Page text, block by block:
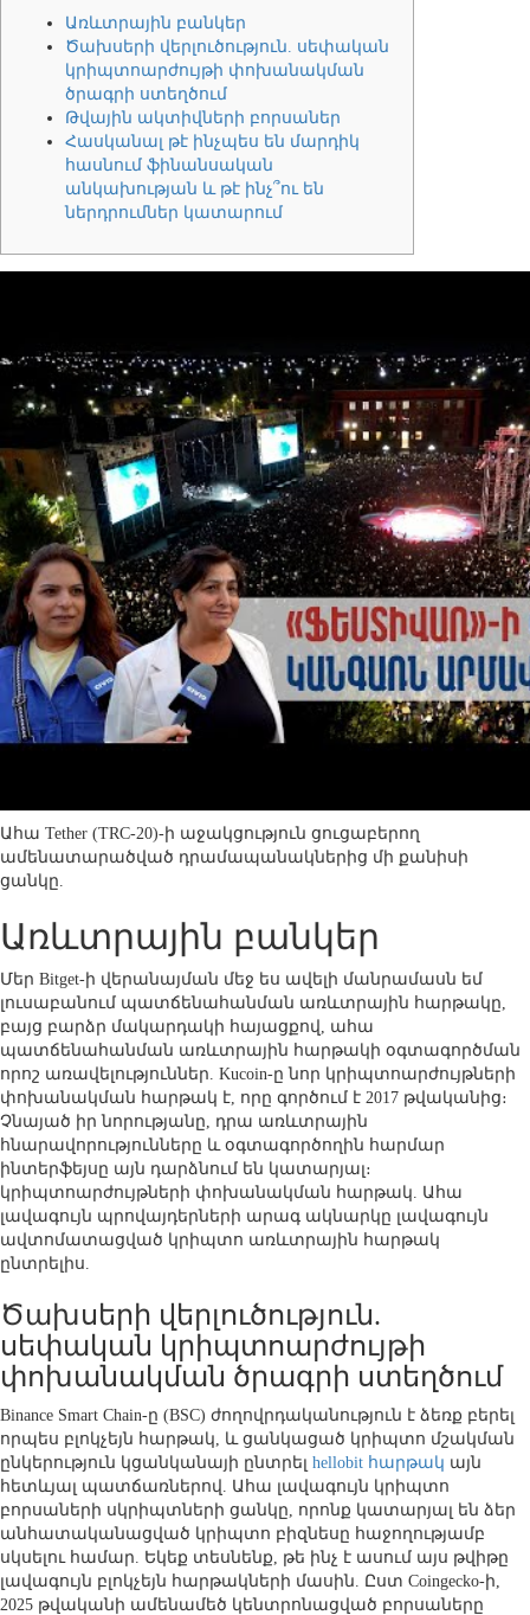
Առևտրային բանկեր
Ծախսերի վերլուծություն. սեփական
կրիպտոարժույթի փոխանակման
ծրագրի ստեղծում
Թվային ակտիվների բորսաներ
Հասկանալ թէ ինչպես են մարդիկ
հասնում ֆինանսական
անկախության և թէ ինչ՞ու են
ներդրումներ կատարում
Ահա Tether (TRC-20)-ի աջակցություն ցուցաբերող
ամենատարածված դրամապանակներից մի քանիսի
ցանկը.
Առևտրային բանկեր
Մեր Bitget-ի վերանայման մեջ ես ավելի մանրամասն եմ
լուսաբանում պատճենահանման առևտրային հարթակը,
բայց բարձր մակարդակի հայացքով, ահա
պատճենահանման առևտրային հարթակի օգտագործման
որոշ առավելություններ. Kucoin-ը նոր կրիպտոարժույթների
փոխանակման հարթակ է, որը գործում է 2017 թվականից։
Չնայած իր նորությանը, դրա առևտրային
հնարավորությունները և օգտագործողին հարմար
ինտերֆեյսը այն դարձնում են կատարյալ։
կրիպտոարժույթների փոխանակման հարթակ. Ահա
լավագույն պրովայդերների արագ ակնարկը լավագույն
ավտոմատացված կրիպտո առևտրային հարթակ
ընտրելիս.
Ծախսերի վերլուծություն.
սեփական կրիպտոարժույթի
փոխանակման ծրագրի ստեղծում
Binance Smart Chain-ը (BSC) ժողովրդականություն է ձեռք բերել
որպես բլոկչեյն հարթակ, և ցանկացած կրիպտո մշակման
ընկերություն կցանկանայի ընտրել hellobit հարթակ այն
հետևյալ պատճառներով. Ահա լավագույն կրիպտո
բորսաների սկրիպտների ցանկը, որոնք կատարյալ են ձեր
անհատականացված կրիպտո բիզնեսը հաջողությամբ
սկսելու համար. Եկեք տեսնենք, թե ինչ է ասում այս թվիթը
լավագույն բլոկչեյն հարթակների մասին. Ըստ Coingecko-ի,
2025 թվականի ամենամեծ կենտրոնացված բորսաները